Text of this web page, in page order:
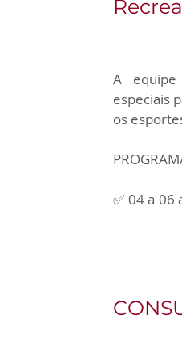
A equipe
especiais
os
✅ 04 a 06
✅